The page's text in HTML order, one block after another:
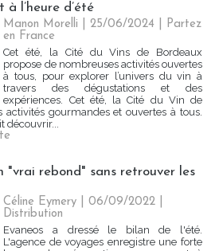
l’heure d’été
Manon Morelli | 25/06/2024
Partez
en France
Cet été, la Cité du Vins de Bordeaux
propose de nombreuses activités ouvertes
à tous, pour explorer l’univers du vin à
travers des dégustations et des
expériences. Cet été, la Cité du Vin de
activités gourmandes et ouvertes à tous.
découvrir...
"vrai rebond" sans retrouver les
Céline Eymery | 06/09/2022
Distribution
Evaneos a dressé le bilan de l'été.
L'agence de voyages enregistre une forte